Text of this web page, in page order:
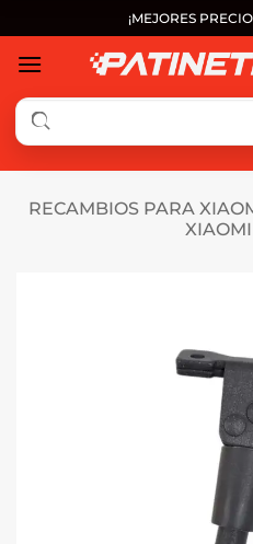
al
contenido
¡MEJORES
RECAMBIOS PARA